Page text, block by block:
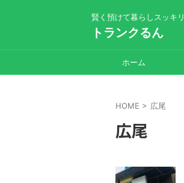
賢く預けて暮らしスッキリ
トランクるん
ホーム
HOME > 広尾
広尾